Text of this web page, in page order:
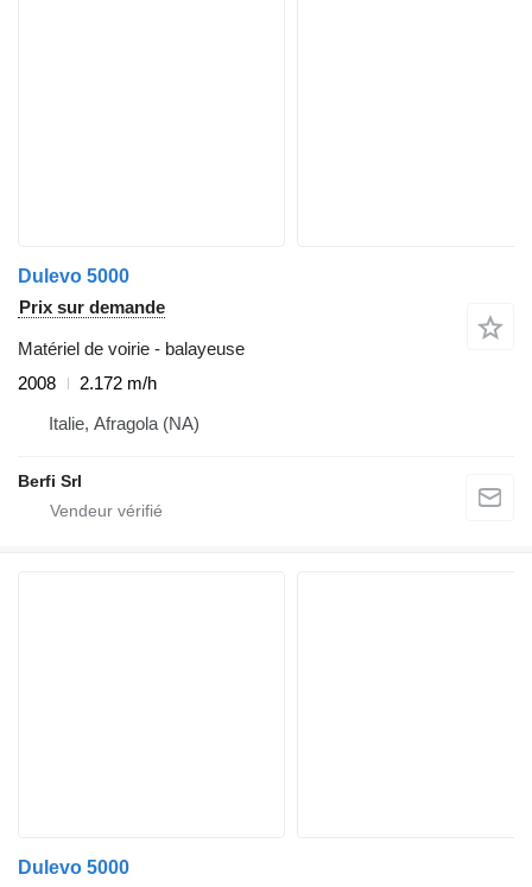
Dulevo 5000
Prix sur demande
Matériel de voirie - balayeuse
2008
2.172 m/h
Italie, Afragola (NA)
Berfi Srl
Dulevo 5000